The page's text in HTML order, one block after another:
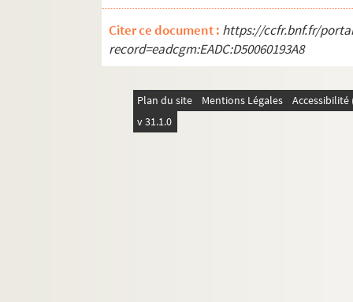
Citer ce document : https://ccfr.bnf.fr/
record=eadcgm:EADC:D50060193A8
Plan du site Mentions Légales
v 31.1.0